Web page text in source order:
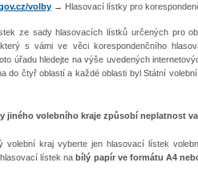
volby → Hlasovací lístky pro
ze sady hlasovacích lístků určených pro
s vámi ve věci korespondenčního
úřadu hledejte na výše uvedených
do čtyř oblastí a každé oblasti byl Státní
jiného volebního kraje způsobí neplatnost
kraj vyberte jen hlasovací lístek
lístek na bílý papír ve formátu A4